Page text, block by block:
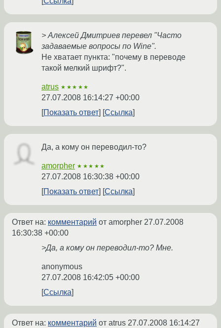
> Алексей Дмитриев перевел "Часто
задаваемые вопросы по Wine".
Не хватает пункта: "почему в переводе
такой мелкий шрифт?".
atrus ★★★★★
27.07.2008 16:14:27 +00:00
Показать ответ
Ссылка
Да, а кому он переводил-то?
amorpher ★★★★★
27.07.2008 16:30:38 +00:00
Показать ответ
Ссылка
Ответ на: комментарий от amorpher 27.07.2008
16:30:38 +00:00
>Да, а кому он переводил-то? Мне.
anonymous
27.07.2008 16:42:05 +00:00
Ссылка
Ответ на: комментарий от atrus 27.07.2008 16:14:27